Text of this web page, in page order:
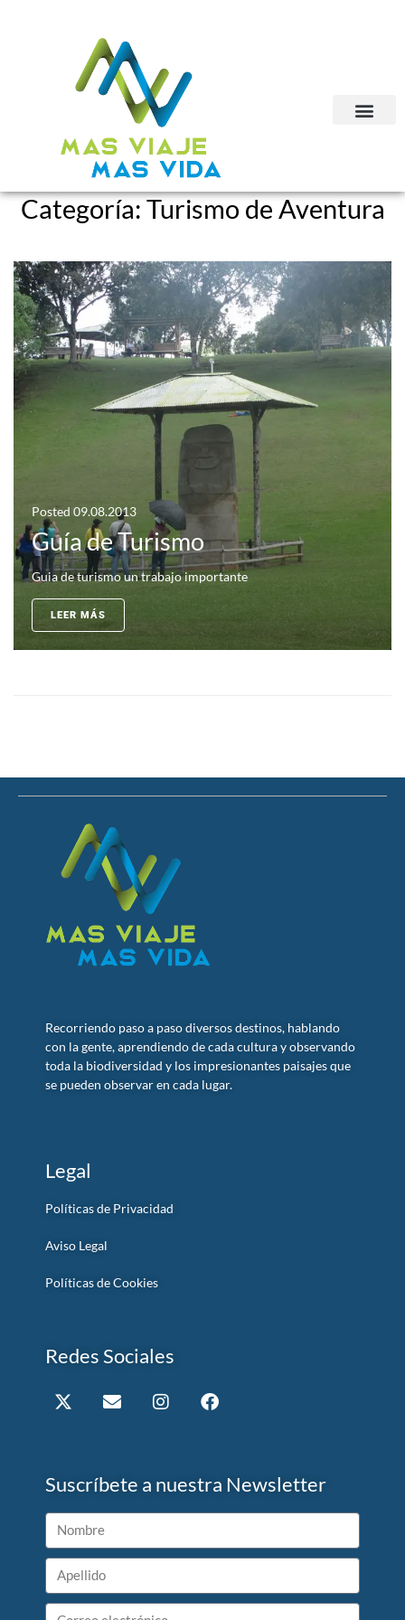
Categoría:Turismo de Aventura
Posted 09.08.2013
Guía de Turismo
Guia de turismo un trabajo importante
LEER MÁS
Recorriendo paso a paso diversos destinos, hablando
con la gente, aprendiendo de cada cultura y observando
toda la biodiversidad y los impresionantes paisajes que
se pueden observar en cada lugar.
Legal
Políticas de Privacidad
Aviso Legal
Políticas de Cookies
Redes Sociales
Suscríbete a nuestra Newsletter